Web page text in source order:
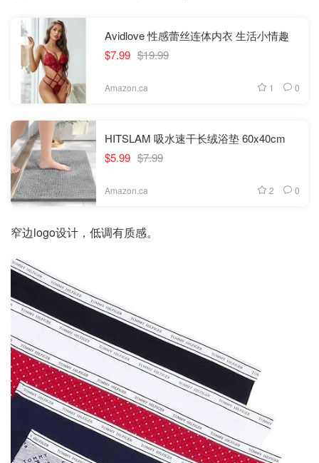
Avidlove 性感蕾丝连体内衣 生活小情趣
$7.99 $19.99
Amazon.ca 1 0
HITSLAM 吸水速干长绒浴垫 60x40cm
$5.99 $7.99
Amazon.ca 2 0
窄边logo设计，低调有质感。